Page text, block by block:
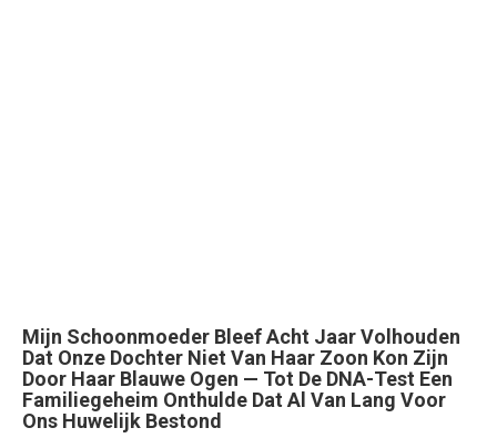
Mijn Schoonmoeder Bleef Acht Jaar Volhouden
Dat Onze Dochter Niet Van Haar Zoon Kon Zijn
Door Haar Blauwe Ogen — Tot De DNA-Test Een
Familiegeheim Onthulde Dat Al Van Lang Voor
Ons Huwelijk Bestond